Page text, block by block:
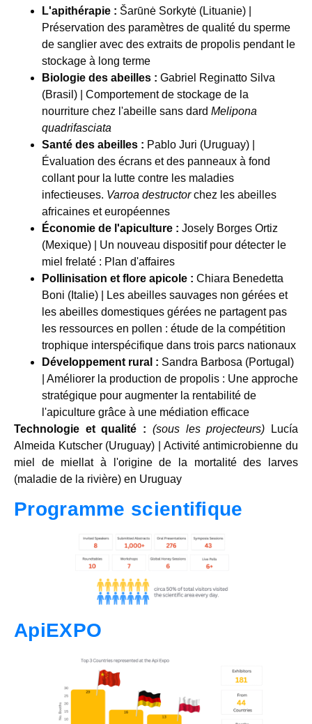
L'apithérapie : Šarūnė Sorkytė (Lituanie) |
Préservation des paramètres de qualité du sperme
de sanglier avec des extraits de propolis pendant le
stockage à long terme
Biologie des abeilles : Gabriel Reginatto Silva
(Brasil) | Comportement de stockage de la
nourriture chez l'abeille sans dard Melipona
quadrifasciata
Santé des abeilles : Pablo Juri (Uruguay) |
Évaluation des écrans et des panneaux à fond
collant pour la lutte contre les maladies
infectieuses. Varroa destructorchez les abeilles
africaines et européennes
Économie de l'apiculture : Josely Borges Ortiz
(Mexique) | Un nouveau dispositif pour détecter le
miel frelaté : Plan d'affaires
Pollinisation et flore apicole : Chiara Benedetta
Boni (Italie) | Les abeilles sauvages non gérées et
les abeilles domestiques gérées ne partagent pas
les ressources en pollen : étude de la compétition
trophique interspécifique dans trois parcs nationaux
Développement rural : Sandra Barbosa (Portugal)
| Améliorer la production de propolis : Une approche
stratégique pour augmenter la rentabilité de
l'apiculture grâce à une médiation efficace
Technologie et qualité : (sous les projecteurs)
Lucía
Almeida Kutscher (Uruguay) | Activité antimicrobienne du
miel de miellat à l'origine de la mortalité des larves
(maladie de la rivière) en Uruguay
Programme scientifique
ApiEXPO